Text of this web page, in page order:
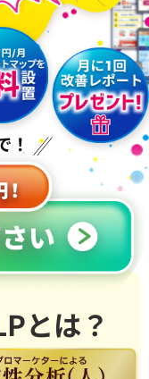
！
とは？